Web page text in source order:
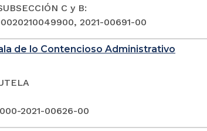
C y B:
2021-00691-00
de lo Contencioso Administrativo
2021-00626-00